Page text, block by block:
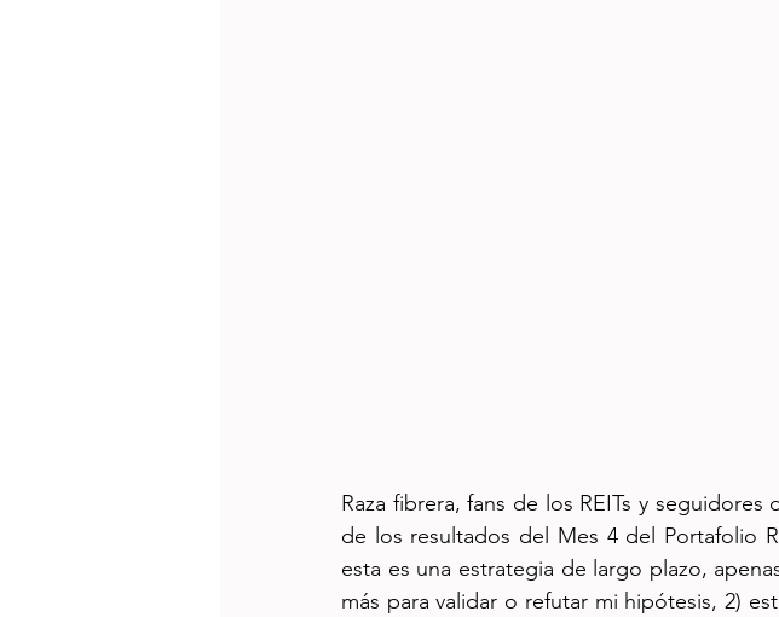
Raza fibrera, fans de los REITs y
de los resultados del Mes 4 del Portafolio
esta es una estrategia de largo plazo,
más para validar o refutar mi hipótesis, 2)